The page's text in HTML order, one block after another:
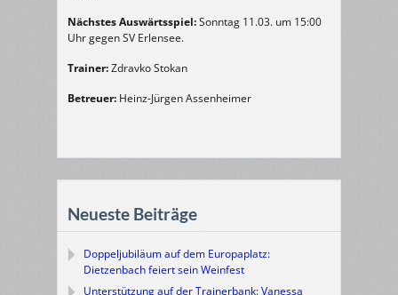
Nächstes Auswärtsspiel:Sonntag 11.03. um 15:00
Uhr gegen SV Erlensee.
Trainer:Zdravko Stokan
Betreuer: Heinz-Jürgen Assenheimer
Neueste Beiträge
Doppeljubiläum auf dem Europaplatz:
Dietzenbach feiert sein Weinfest
Unterstützung auf der Trainerbank: Vanessa